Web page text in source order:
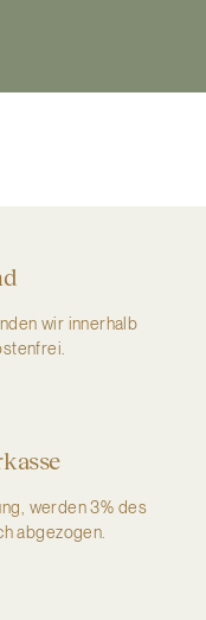
wir innerhalb
werden 3% des
abgezogen.